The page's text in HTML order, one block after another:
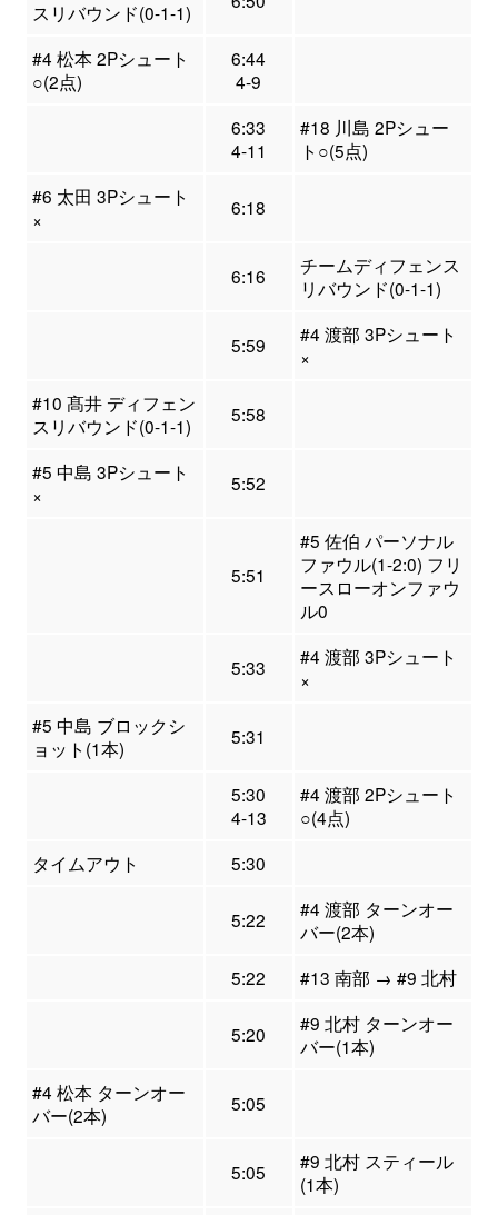
スリバウンド(0-1-1)
#4 松本 2Pシュート
○(2点)
6:44
4-9
6:33
4-11
#18 川島 2Pシュー
ト○(5点)
#6 太田 3Pシュート
×
6:18
6:16
チームディフェンス
リバウンド(0-1-1)
5:59
#4 渡部 3Pシュート
×
#10 髙井 ディフェン
スリバウンド(0-1-1)
5:58
#5 中島 3Pシュート
×
5:52
5:51
#5 佐伯 パーソナル
ファウル(1-2:0) フリ
ースローオンファウ
ル0
5:33
#4 渡部 3Pシュート
×
#5 中島 ブロックシ
ョット(1本)
5:31
5:30
4-13
#4 渡部 2Pシュート
○(4点)
タイムアウト
5:30
5:22
#4 渡部 ターンオー
バー(2本)
5:22
#13 南部 → #9 北村
5:20
#9 北村 ターンオー
バー(1本)
#4 松本 ターンオー
バー(2本)
5:05
5:05
#9 北村 スティール
(1本)